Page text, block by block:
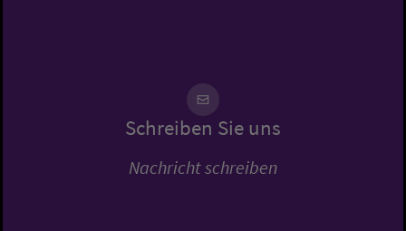
Schreiben Sie uns
Nachricht schreiben